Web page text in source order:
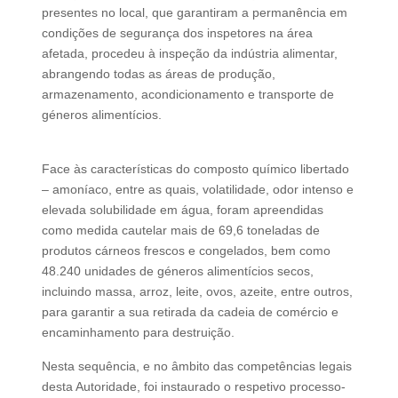
presentes no local, que garantiram a permanência em
condições de segurança dos inspetores na área
afetada, procedeu à inspeção da indústria alimentar,
abrangendo todas as áreas de produção,
armazenamento, acondicionamento e transporte de
géneros alimentícios.
Face às características do composto químico libertado
– amoníaco, entre as quais, volatilidade, odor intenso e
elevada solubilidade em água, foram apreendidas
como medida cautelar mais de 69,6 toneladas de
produtos cárneos frescos e congelados, bem como
48.240 unidades de géneros alimentícios secos,
incluindo massa, arroz, leite, ovos, azeite, entre outros,
para garantir a sua retirada da cadeia de comércio e
encaminhamento para destruição.
Nesta sequência, e no âmbito das competências legais
desta Autoridade, foi instaurado o respetivo processo-